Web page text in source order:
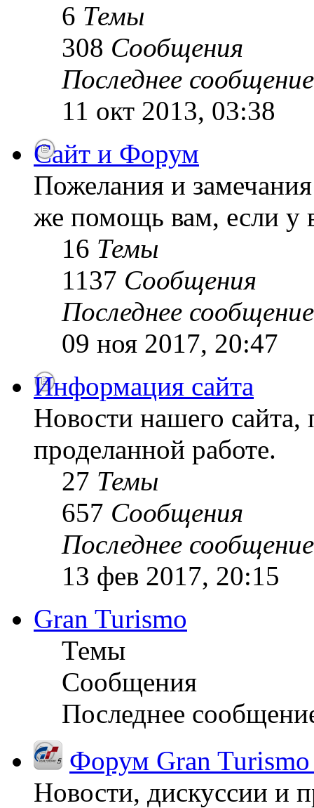
6 Темы
308 Сообщения
Последнее сообщение
11 окт 2013, 03:38
Сайт и Форум
Пожелания и
же помощь вам, если у
16 Темы
1137 Сообщения
Последнее сообщение
09 ноя 2017, 20:47
Информация сайта
Новости нашего
проделанной работе.
27 Темы
657 Сообщения
Последнее сообщение
13 фев 2017, 20:15
Gran Turismo
Темы
Сообщения
Последнее
Форум Gran
Новости, дискуссии и